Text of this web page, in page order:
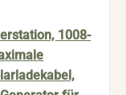
1008-